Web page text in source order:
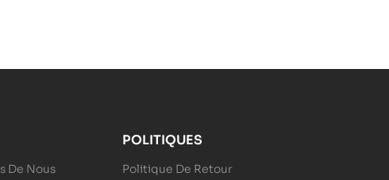
De Nous
POLITIQUES
Politique De Retour